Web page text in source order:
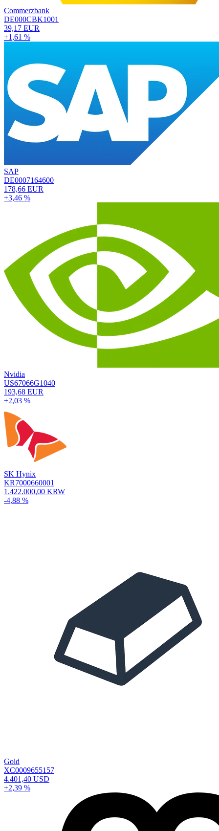
Commerzbank
DE000CBK1001
39,17 EUR
+1,61 %
SAP
DE0007164600
178,66 EUR
+3,46 %
Nvidia
US67066G1040
193,68 EUR
+2,03 %
SK Hynix
KR7000660001
1.422.000,00 KRW
-4,88 %
Gold
XC0009655157
4.401,40 USD
+2,39 %